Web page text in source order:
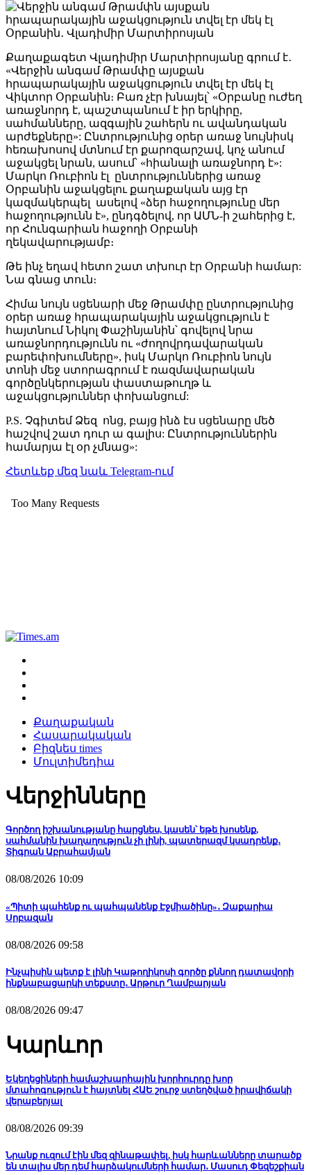
Քաղաքագետ Վլադիմիր Մարտիրոսյանը գրում է․
«Վերջին անգամ Թրամփը այսքան
հրապարակային աջակցություն տվել էր մեկ էլ
Վիկտոր Օրբանին։ Բառ չէր խնայել՝ «Օրբանը ուժեղ
առաջնորդ է, պաշտպանում է իր երկիրը,
սահմանները, ազգային շահերն ու ավանդական
արժեքները»: Ընտրությունից օրեր առաջ նույնիսկ
հեռախոսով մտնում էր քարոզարշավ, կոչ անում
աջակցել նրան, ասում՝ «հիանալի առաջնորդ է»:
Մարկո Ռուբիոն էլ ընտրություններից առաջ
Օրբանին աջակցելու քաղաքական այց էր
կազմակերպել ասելով «ձեր հաջողությունը մեր
հաջողությունն է», ընդգծելով, որ ԱՄՆ-ի շահերից է,
որ Հունգարիան հաջողի Օրբանի
ղեկավարությամբ։
Թե ինչ եղավ հետո շատ տխուր էր Օրբանի համար:
Նա գնաց տուն։
Հիմա նույն սցենարի մեջ Թրամփը ընտրությունից
օրեր առաջ հրապարակային աջակցություն է
հայտնում Նիկոլ Փաշինյանին՝ գովելով նրա
առաջնորդությունն ու «ժողովրդավարական
բարեփոխումները», իսկ Մարկո Ռուբիոն նույն
տոնի մեջ ստորագրում է ռազմավարական
գործընկերության փաստաթուղթ և
աջակցություններ փոխանցում:
P.S. Չգիտեմ Ձեզ ոնց, բայց ինձ էս սցենարը մեծ
հաշվով շատ դուր ա գալիս: Ընտրություններին
համարյա էլ օր չմնաց»:
Հետևեք մեզ նաև Telegram-ում
Քաղաքական
Հասարակական
Բիզնես times
Մուլտիմեդիա
Վերջինները
Գործող իշխանությանը հարցնես, կասեն՝ եթե խոսենք,
սահմանին խաղաղություն չի լինի, պատերազմ կսադրենք․
Տիգրան Աբրահամյան
08/08/2026 10:09
«Պիտի պահենք ու պահպանենք Էջմիածինը»․ Զաքարիա
Սրբազան
08/08/2026 09:58
Ինչպիսին պետք է լինի Կաթողիկոսի գործը քննող դատավորի
ինքնաբացարկի տեքստը․ Արթուր Ղամբարյան
08/08/2026 09:47
Կարևոր
Եկեղեցիների համաշխարհային խորհուրդը խոր
մտահոգություն է հայտնել ՀԱԵ շուրջ ստեղծված իրավիճակի
վերաբերյալ
08/08/2026 09:39
Նրանք ուզում էին մեզ զինաթափել, իսկ հարևանները տարածք
են տալիս մեր դեմ հարձակումների համար․ Մասուդ Փեզեշքիան